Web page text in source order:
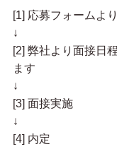
[1] 応募フォームよ
↓
[2] 弊社より面接日
ます
↓
[3] 面接実施
↓
[4] 内定